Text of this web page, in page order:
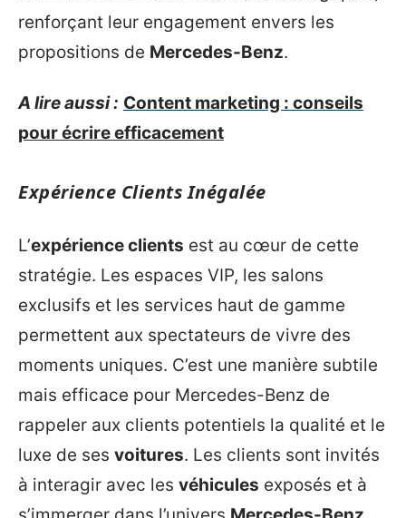
renforçant leur engagement envers les
propositions de Mercedes-Benz.
A lire aussi : Content marketing : conseils
pour écrire efficacement
Expérience Clients Inégalée
L’expérience clients est au cœur de cette
stratégie. Les espaces VIP, les salons
exclusifs et les services haut de gamme
permettent aux spectateurs de vivre des
moments uniques. C’est une manière subtile
mais efficace pour Mercedes-Benz de
rappeler aux clients potentiels la qualité et le
luxe de ses voitures. Les clients sont invités
à interagir avec les véhicules exposés et à